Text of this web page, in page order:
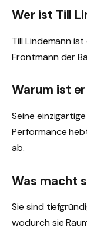
Wer ist Till
Till Lindemann
Frontmann der
Warum ist
Seine
Performance
ab.
Was macht
Sie sind
wodurch sie